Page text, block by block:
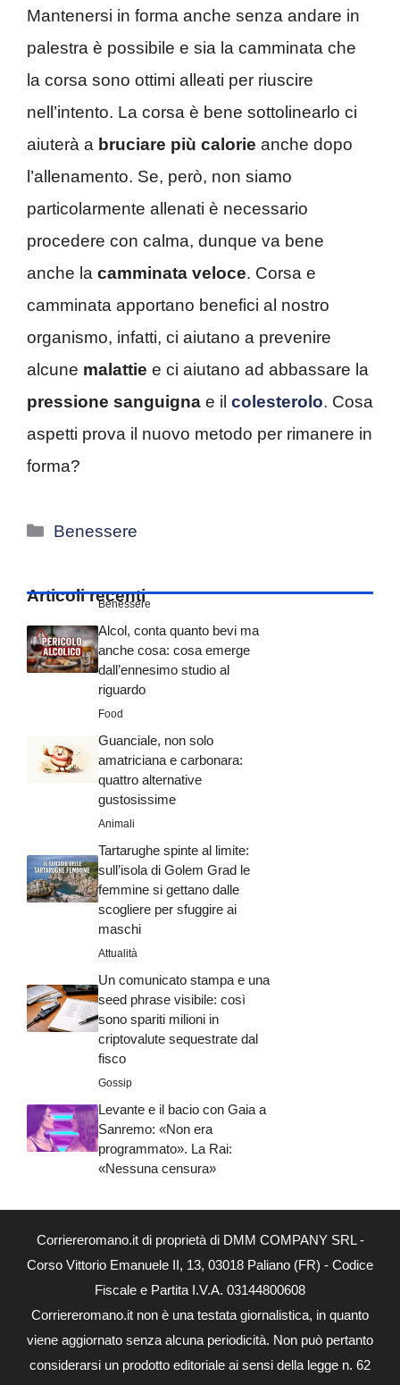
Mantenersi in forma anche senza andare in
palestra è possibile e sia la camminata che
la corsa sono ottimi alleati per riuscire
nell’intento. La corsa è bene sottolinearlo ci
aiuterà a bruciare più calorie anche dopo
l’allenamento. Se, però, non siamo
particolarmente allenati è necessario
procedere con calma, dunque va bene
anche la camminata veloce. Corsa e
camminata apportano benefici al nostro
organismo, infatti, ci aiutano a prevenire
alcune malattie e ci aiutano ad abbassare la
pressione sanguigna e il colesterolo. Cosa
aspetti prova il nuovo metodo per rimanere in
forma?
Categorie
Benessere
Articoli recenti
Benessere
Alcol, conta quanto bevi ma
anche cosa: cosa emerge
dall’ennesimo studio al
riguardo
Food
Guanciale, non solo
amatriciana e carbonara:
quattro alternative
gustosissime
Animali
Tartarughe spinte al limite:
sull’isola di Golem Grad le
femmine si gettano dalle
scogliere per sfuggire ai
maschi
Attualità
Un comunicato stampa e una
seed phrase visibile: così
sono spariti milioni in
criptovalute sequestrate dal
fisco
Gossip
Levante e il bacio con Gaia a
Sanremo: «Non era
programmato». La Rai:
«Nessuna censura»
Corriereromano.it di proprietà di DMM COMPANY SRL -
Corso Vittorio Emanuele II, 13, 03018 Paliano (FR) - Codice
Fiscale e Partita I.V.A. 03144800608
Corriereromano.it non è una testata giornalistica, in quanto
viene aggiornato senza alcuna periodicità. Non può pertanto
considerarsi un prodotto editoriale ai sensi della legge n. 62